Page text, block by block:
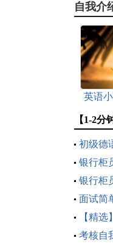
自我介
英语
【1-2分
初级德
银行柜
银行柜
面试简
【精
考核自